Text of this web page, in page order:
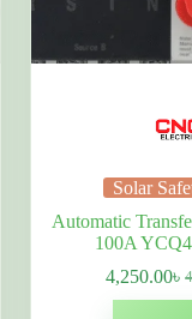
Solar
Automatic
100A
4,250.00৳